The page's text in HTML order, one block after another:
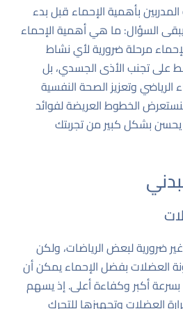
بأهمية الإحماء قبل بدء
يبقى السؤال: ما هي أهمية الإحماء
مرحلة ضرورية لأي نشاط
على تجنب الأذى الجسدي، بل
وتعزيز الصحة النفسية
الخطوط العريضة لفوائد
بشكل كبير من تجربتك
ضرورية لبعض الرياضات، ولكن
العضلات بفضل الإحماء يمكن أن
أكبر وكفاءة أعلى. إذ يسهم
العضلات وتجهيزها للتحرك